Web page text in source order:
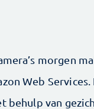
morgen
Web
behulp van